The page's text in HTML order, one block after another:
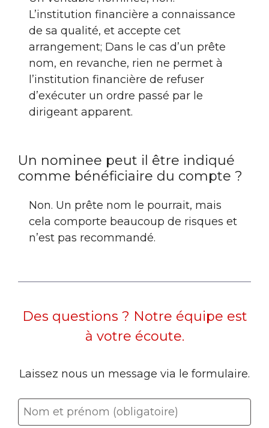
L’institution financière a connaissance
de sa qualité, et accepte cet
arrangement; Dans le cas d’un prête
nom, en revanche, rien ne permet à
l’institution financière de refuser
d’exécuter un ordre passé par le
dirigeant apparent.
Un nominee peut il être indiqué
comme bénéficiaire du compte ?
Non. Un prête nom le pourrait, mais
cela comporte beaucoup de risques et
n’est pas recommandé.
Des questions ? Notre équipe est
à votre écoute.
Laissez nous un message via le formulaire.